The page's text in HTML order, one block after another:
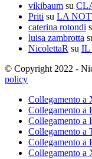
vikibaum su
Priti su LA
caterina rotondi
luisa zambrotta
NicolettaR su IL
© Copyright 2022 -
policy
Collegamento a
Collegamento a
Collegamento a
Collegamento a
Collegamento a
Collegamento a